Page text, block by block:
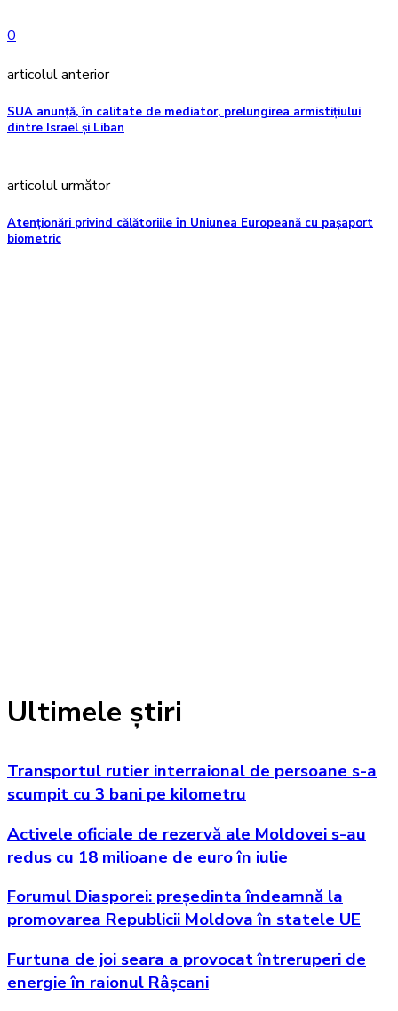
0
articolul anterior
SUA anunță, în calitate de mediator, prelungirea armistițiului
dintre Israel și Liban
articolul următor
Atenționări privind călătoriile în Uniunea Europeană cu pașaport
biometric
Ultimele știri
Transportul rutier interraional de persoane s-a
scumpit cu 3 bani pe kilometru
Activele oficiale de rezervă ale Moldovei s-au
redus cu 18 milioane de euro în iulie
Forumul Diasporei: președinta îndeamnă la
promovarea Republicii Moldova în statele UE
Furtuna de joi seara a provocat întreruperi de
energie în raionul Râșcani